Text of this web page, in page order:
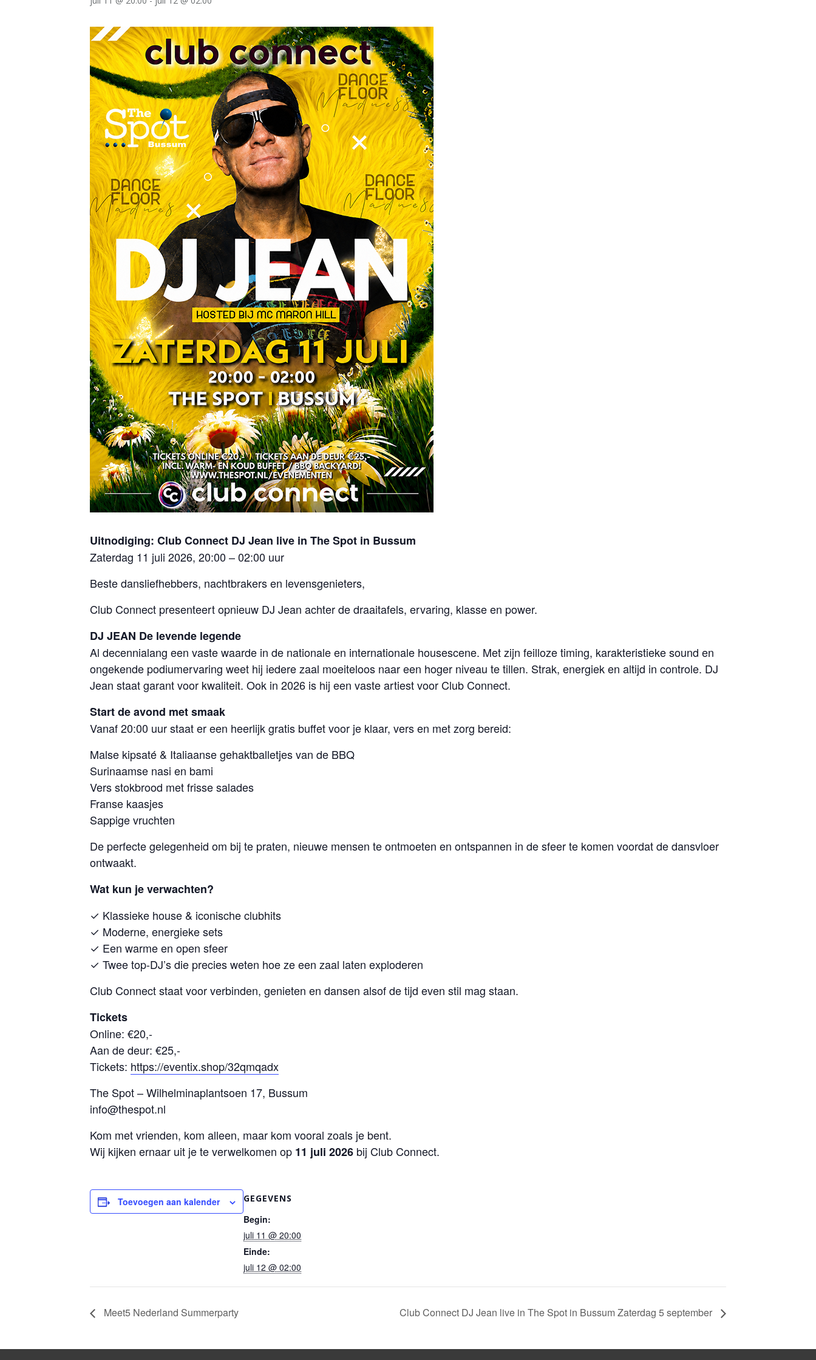
Uitnodiging: Club Connect DJ Jean live in The Spot in Bussum
Zaterdag 11 juli 2026, 20:00 – 02:00 uur
Beste dansliefhebbers, nachtbrakers en levensgenieters,
Club Connect presenteert opnieuw DJ Jean achter de draaitafels, ervaring, klasse en power.
DJ JEAN De levende legende
Al decennialang een vaste waarde in de nationale en internationale housescene. Met zijn feilloze timing, karakteristieke sound en
ongekende podiumervaring weet hij iedere zaal moeiteloos naar een hoger niveau te tillen. Strak, energiek en altijd in controle. DJ
Jean staat garant voor kwaliteit. Ook in 2026 is hij een vaste artiest voor Club Connect.
Start de avond met smaak
Vanaf 20:00 uur staat er een heerlijk gratis buffet voor je klaar, vers en met zorg bereid:
Malse kipsaté & Italiaanse gehaktballetjes van de BBQ
Surinaamse nasi en bami
Vers stokbrood met frisse salades
Franse kaasjes
Sappige vruchten
De perfecte gelegenheid om bij te praten, nieuwe mensen te ontmoeten en ontspannen in de sfeer te komen voordat de dansvloer
ontwaakt.
Wat kun je verwachten?
✓ Klassieke house & iconische clubhits
✓ Moderne, energieke sets
✓ Een warme en open sfeer
✓ Twee top-DJ’s die precies weten hoe ze een zaal laten exploderen
Club Connect staat voor verbinden, genieten en dansen alsof de tijd even stil mag staan.
Tickets
Online: €20,-
Aan de deur: €25,-
Tickets: https://eventix.shop/32qmqadx
The Spot – Wilhelminaplantsoen 17, Bussum
info@thespot.nl
Kom met vrienden, kom alleen, maar kom vooral zoals je bent.
Wij kijken ernaar uit je te verwelkomen op 11 juli 2026 bij Club Connect.
Toevoegen aan kalender GEGEVENS
Begin:
juli 11 @ 20:00
Einde:
juli 12 @ 02:00
Meet5 Nederland Summerparty Club Connect DJ Jean live in The Spot in Bussum Zaterdag 5 september